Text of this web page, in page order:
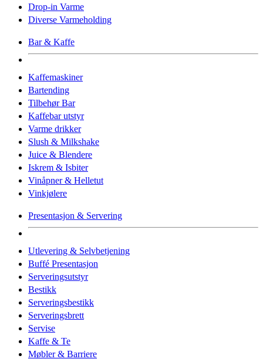
Drop-in Varme
Diverse Varmeholding
Bar & Kaffe
Kaffemaskiner
Bartending
Tilbehør Bar
Kaffebar utstyr
Varme drikker
Slush & Milkshake
Juice & Blendere
Iskrem & Isbiter
Vinåpner & Helletut
Vinkjølere
Presentasjon & Servering
Utlevering & Selvbetjening
Buffé Presentasjon
Serveringsutstyr
Bestikk
Serveringsbestikk
Serveringsbrett
Servise
Kaffe & Te
Møbler & Barriere